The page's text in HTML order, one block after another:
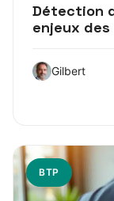
Détection
enjeux
Gilbert
BTP